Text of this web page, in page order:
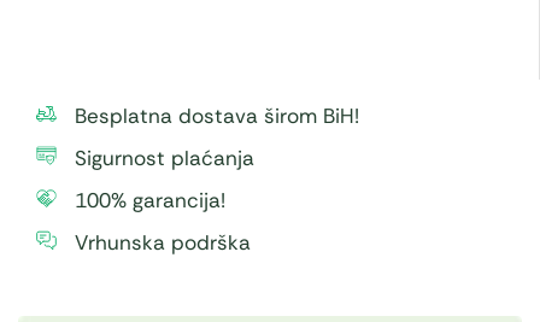
Besplatna dostava širom BiH!
Sigurnost plaćanja
100% garancija!
Vrhunska podrška